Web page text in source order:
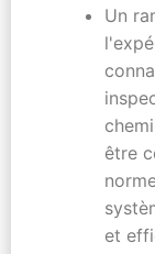
Un
être
et